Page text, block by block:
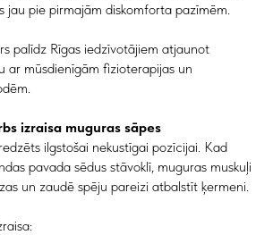
jau pie pirmajām diskomforta pazīmēm.
palīdz Rīgas iedzīvotājiem atjaunot
ar mūsdienīgām fizioterapijas un
izraisa muguras sāpes
ilgstošai nekustīgai pozīcijai. Kad
pavada sēdus stāvoklī, muguras muskuļi
un zaudē spēju pareizi atbalstīt ķermeni.